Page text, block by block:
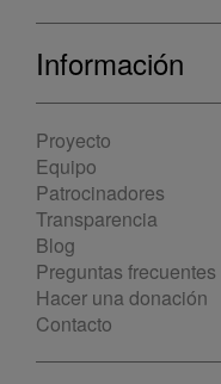
Información
Proyecto
Equipo
Patrocinadores
Transparencia
Blog
Preguntas frecuentes
Hacer una donación
Contacto